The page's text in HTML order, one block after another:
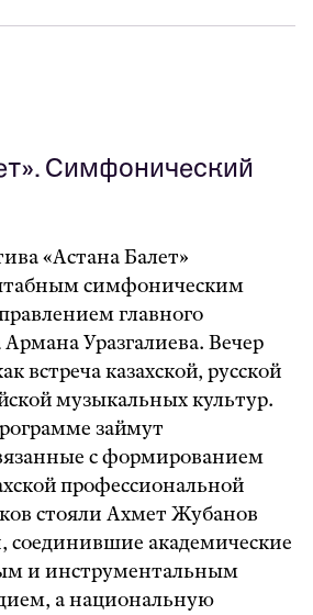
». Симфонический
«Астана Балет»
симфоническим
главного
Уразгалиева. Вечер
встреча казахской, русской
музыкальных культур.
займут
с формированием
профессиональной
стояли Ахмет Жубанов
академические
и инструментальным
а национальную